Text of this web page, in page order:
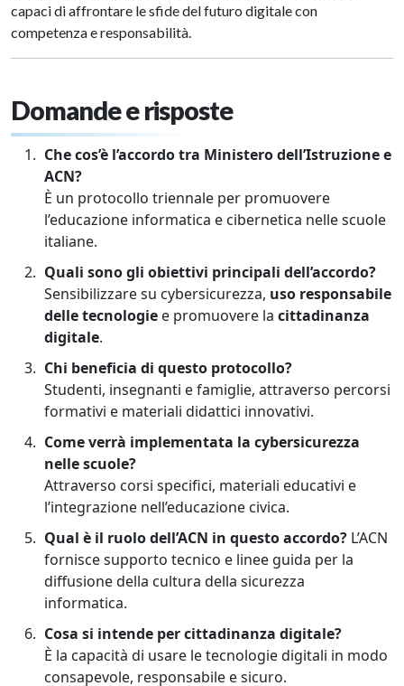
capaci di affrontare le sfide del futuro digitale con
competenza e responsabilità.
Domande e risposte
Che cos’è l’accordo tra Ministero dell’Istruzione e
ACN?
È un protocollo triennale per promuovere
l’educazione informatica e cibernetica nelle scuole
italiane.
Quali sono gli obiettivi principali dell’accordo?
Sensibilizzare su cybersicurezza, uso responsabile
delle tecnologie e promuovere la cittadinanza
digitale.
Chi beneficia di questo protocollo?
Studenti, insegnanti e famiglie, attraverso percorsi
formativi e materiali didattici innovativi.
Come verrà implementata la cybersicurezza
nelle scuole?
Attraverso corsi specifici, materiali educativi e
l’integrazione nell’educazione civica.
Qual è il ruolo dell’ACN in questo accordo? L’ACN
fornisce supporto tecnico e linee guida per la
diffusione della cultura della sicurezza
informatica.
Cosa si intende per cittadinanza digitale?
È la capacità di usare le tecnologie digitali in modo
consapevole, responsabile e sicuro.